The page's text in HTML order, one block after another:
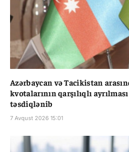
Azərbaycan və Tacikistan
kvotalarının qarşılıqlı
təsdiqlənib
7 Avqust 2026 15:01